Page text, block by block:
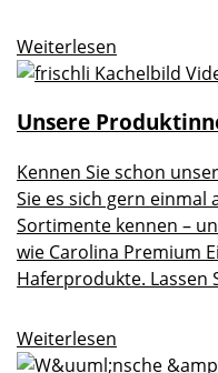
Weiterlesen
Unsere
Kennen Sie schon
Sie es sich gern einmal
Sortimente kennen –
wie Carolina Premium
Haferprodukte. Lassen
Weiterlesen